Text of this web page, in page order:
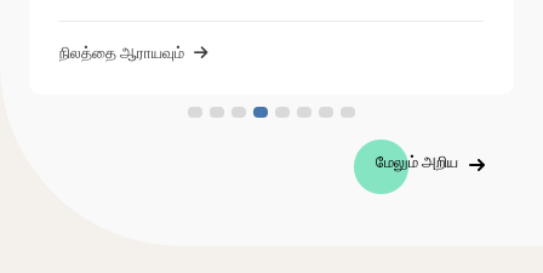
நிலத்தை ஆராயவும்
மேலும் அறிய